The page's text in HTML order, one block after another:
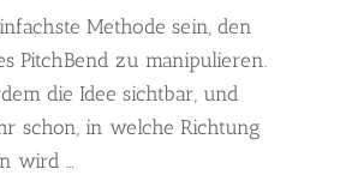
Methode sein, den
PitchBend zu manipulieren.
die Idee sichtbar, und
schon, in welche Richtung
wird …